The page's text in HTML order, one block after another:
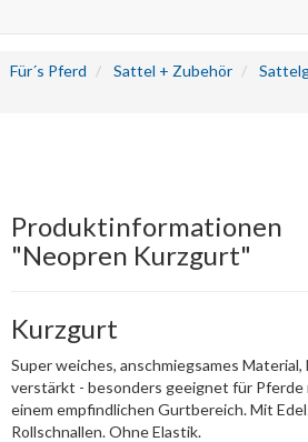
Für´s Pferd Sattel + Zubehör
Produktinformationen
"Neopren Kurzgurt"
Kurzgurt
Super weiches, anschmiegsames Material,
verstärkt - besonders geeignet für Pferde
einem empfindlichen Gurtbereich. Mit
Rollschnallen. Ohne Elastik.